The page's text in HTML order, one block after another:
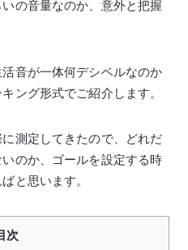
の音量なのか、意外と把握
音が一体何デシベルなのか
ング形式でご紹介します。
測定してきたので、どれだ
のか、ゴールを設定する時
と思います。
次